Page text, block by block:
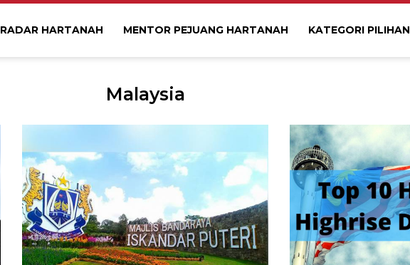
RADAR HARTANAH MENTOR PEJUANG HARTANAH KATEGORI PILIHAN
Malaysia